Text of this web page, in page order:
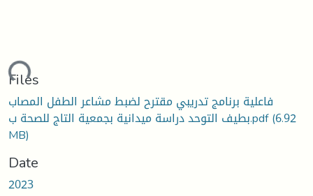
Files
فاعلية برنامج تدريبي مقترح لضبط مشاعر الطفل المصاب
بطيف التوحد دراسة ميدانية بجمعية التاج للصحة ب.pdf(6.92
MB)
Date
2023